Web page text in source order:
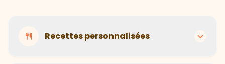
Recettes personnalisées